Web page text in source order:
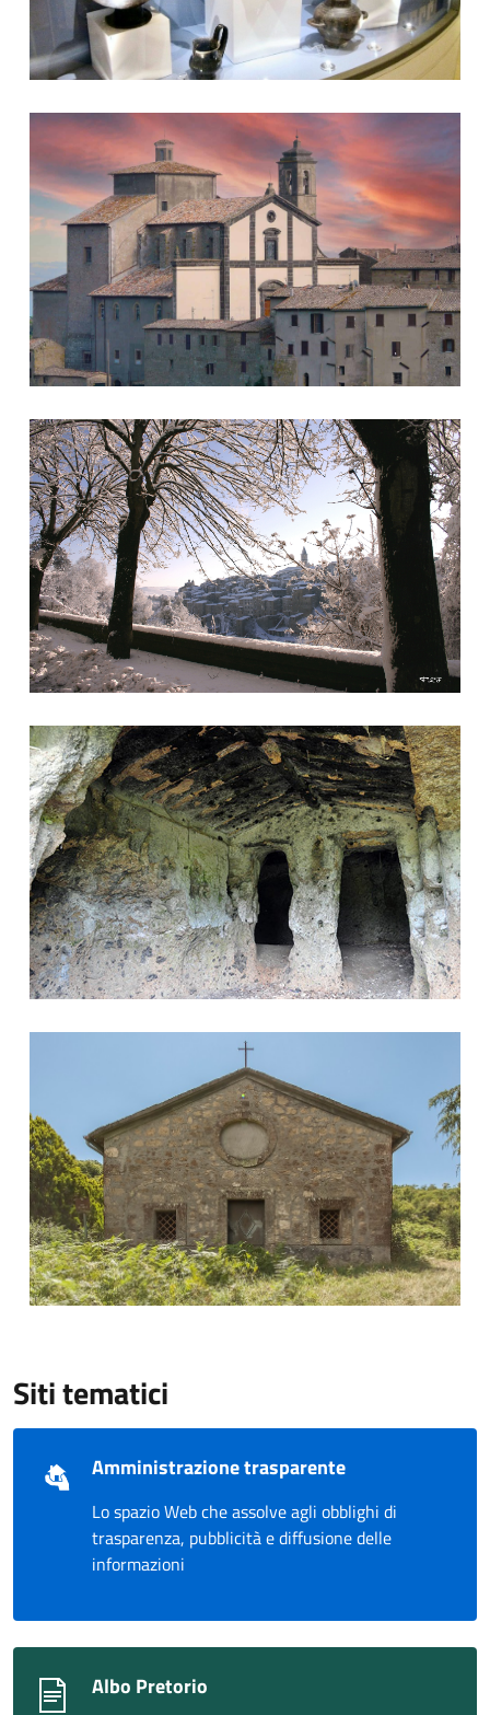
La chiesa dell'Annunziata a tramonto
Grotte di Castro in inverno
Una tomba etrusca
Chiesa Sussidiaria dell'Annunziata, uno dei luoghi di culto
Siti tematici
Amministrazione trasparente
Lo spazio Web che assolve agli obblighi di
trasparenza, pubblicità e diffusione delle
informazioni
Albo Pretorio